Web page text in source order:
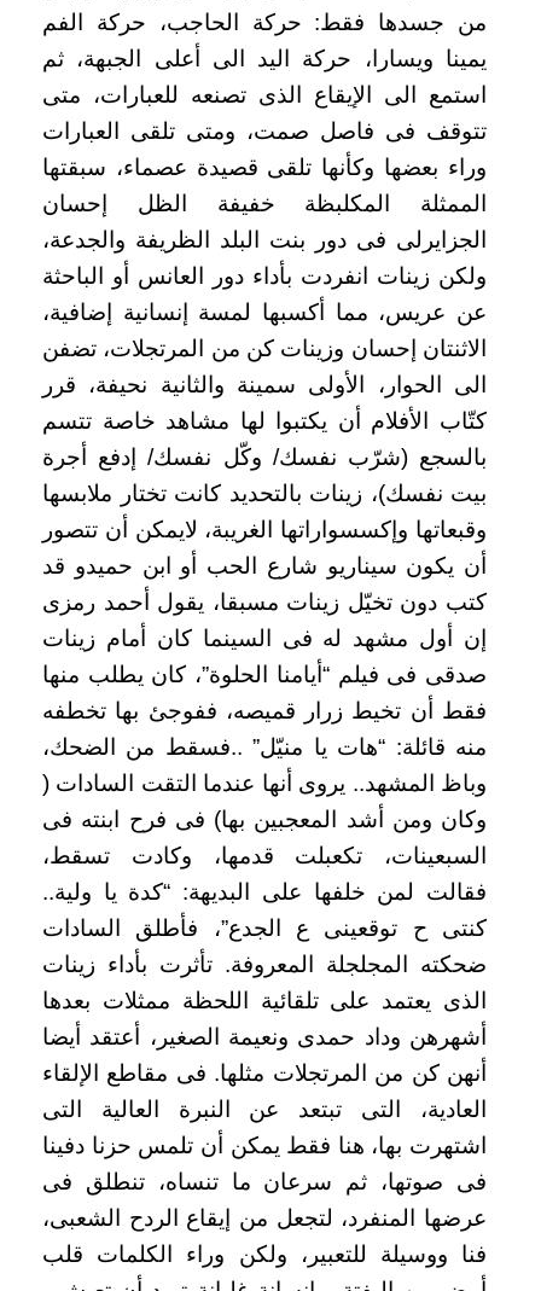
من جسدها فقط: حركة الحاجب، حركة الفم
يمينا ويسارا، حركة اليد الى أعلى الجبهة، ثم
استمع الى الإيقاع الذى تصنعه للعبارات، متى
تتوقف فى فاصل صمت، ومتى تلقى العبارات
وراء بعضها وكأنها تلقى قصيدة عصماء، سبقتها
الممثلة المكلبظة خفيفة الظل إحسان
الجزايرلى فى دور بنت البلد الظريفة والجدعة،
ولكن زينات انفردت بأداء دور العانس أو الباحثة
عن عريس، مما أكسبها لمسة إنسانية إضافية،
الاثنتان إحسان وزينات كن من المرتجلات، تضفن
الى الحوار، الأولى سمينة والثانية نحيفة، قرر
كتّاب الأفلام أن يكتبوا لها مشاهد خاصة تتسم
بالسجع (شرّب نفسك/ وكّل نفسك/ إدفع أجرة
بيت نفسك)، زينات بالتحديد كانت تختار ملابسها
وقبعاتها وإكسسواراتها الغريبة، لايمكن أن تتصور
أن يكون سيناريو شارع الحب أو ابن حميدو قد
كتب دون تخيّل زينات مسبقا، يقول أحمد رمزى
إن أول مشهد له فى السينما كان أمام زينات
صدقى فى فيلم “أيامنا الحلوة”، كان يطلب منها
فقط أن تخيط زرار قميصه، ففوجئ بها تخطفه
منه قائلة: “هات يا منيّل” ..فسقط من الضحك،
وباظ المشهد.. يروى أنها عندما التقت السادات (
وكان ومن أشد المعجبين بها) فى فرح ابنته فى
السبعينات، تكعبلت قدمها، وكادت تسقط،
فقالت لمن خلفها على البديهة: “كدة يا ولية..
كنتى ح توقعينى ع الجدع”، فأطلق السادات
ضحكته المجلجلة المعروفة. تأثرت بأداء زينات
الذى يعتمد على تلقائية اللحظة ممثلات بعدها
أشهرهن وداد حمدى ونعيمة الصغير، أعتقد أيضا
أنهن كن من المرتجلات مثلها. فى مقاطع الإلقاء
العادية، التى تبتعد عن النبرة العالية التى
اشتهرت بها، هنا فقط يمكن أن تلمس حزنا دفينا
فى صوتها، ثم سرعان ما تنساه، تنطلق فى
عرضها المنفرد، لتجعل من إيقاع الردح الشعبى،
فنا ووسيلة للتعبير، ولكن وراء الكلمات قلب